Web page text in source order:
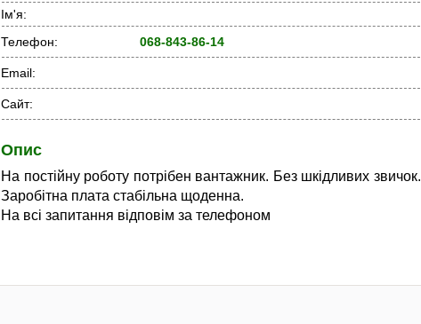
Ім'я:
Телефон:
068-843-86-14
Email:
Сайт:
Опис
На постійну роботу потрібен вантажник. Без шкідливих звичок.
Заробітна плата стабільна щоденна.
На всі запитання відповім за телефоном